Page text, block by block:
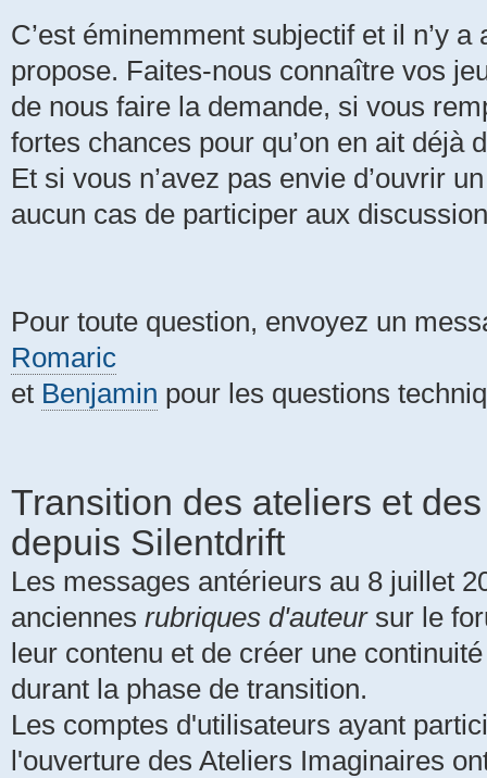
C’est éminemment subjectif et il n’y
propose. Faites-nous connaître vos
de nous faire la demande, si vous
fortes chances pour qu’on en ait déjà
Et si vous n’avez pas envie d’ouvrir
aucun cas de participer aux
Pour toute question, envoyez un
Romaric
et Benjamin pour les questions
Transition des ateliers et
depuis Silentdrift
Les messages antérieurs au 8 juillet
anciennes rubriques d'auteursur le
leur contenu et de créer une
durant la phase de transition.
Les comptes d'utilisateurs ayant
l'ouverture des Ateliers Imaginaires